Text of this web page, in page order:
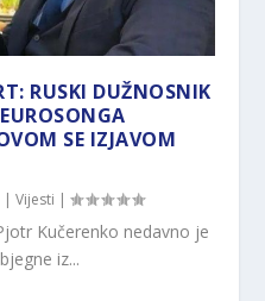
RUSKI DUŽNOSNIK
SE IZJAVOM
|Vijesti |
​​​​Kučerenko nedavno je
iz...